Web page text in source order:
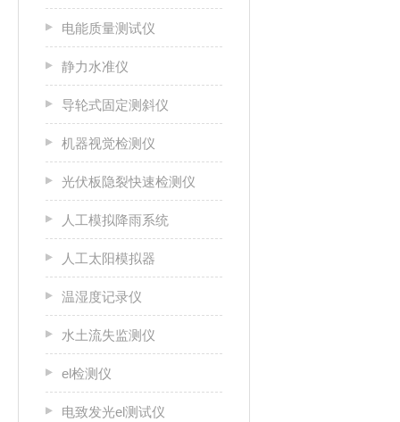
电能质量测试仪
静力水准仪
导轮式固定测斜仪
机器视觉检测仪
光伏板隐裂快速检测仪
人工模拟降雨系统
人工太阳模拟器
温湿度记录仪
水土流失监测仪
el检测仪
电致发光el测试仪